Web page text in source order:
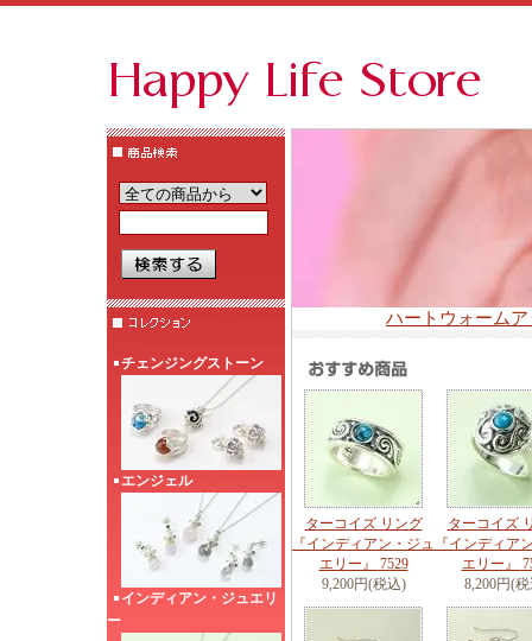
チェンジングストーン
エンジェル
インディアン・ジュエリ
ー
ハートウォーム
ターコイズ リング
『インディアン・ジュ
エリー』 7529
9,200円(税込)
ターコイズ
『インディア
エリー』
8,200円(